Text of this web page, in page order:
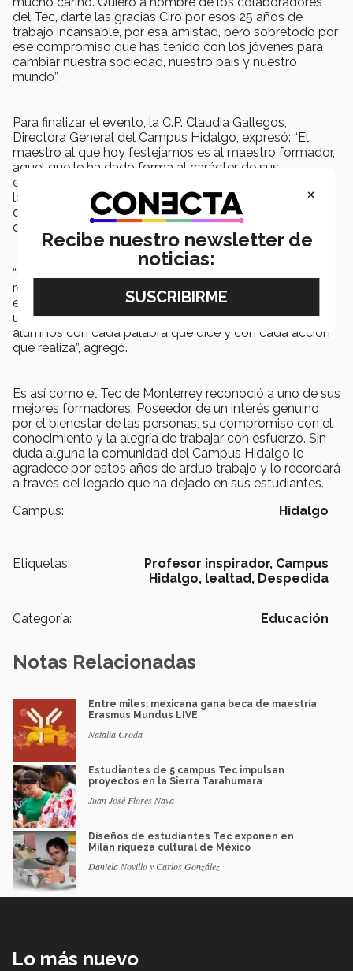
del Tec, darte las gracias Ciro por esos 25 años de
trabajo incansable, por esa amistad, pero sobretodo por
ese compromiso que has tenido con los jóvenes para
cambiar nuestra sociedad, nuestro país y nuestro
mundo”.
Para finalizar el evento, la C.P. Claudia Gallegos,
Directora General del Campus Hidalgo, expresó: “El
maestro al que hoy festejamos es al maestro formador,
aquel que le ha dado forma al carácter de sus
estudiantes, que los ha retado a dar lo mejor de sí, que
les invita a aprender con base en un interés auténtico,
que los ha impulsado a convertirse en la mejor persona
que su potencial presente les permita”.
“El día de hoy nos reunimos con la intención de
reconocer a un profesor admirable y un colega
entrañable. A lo largo de todos estos años ha dejado
una huella invaluable y ha transformado la vida de sus
alumnos con cada palabra que dice y con cada acción
que realiza”, agregó.
Es así como el Tec de Monterrey reconoció a uno de sus
mejores formadores. Poseedor de un interés genuino
por el bienestar de las personas, su compromiso con el
conocimiento y la alegría de trabajar con esfuerzo. Sin
duda alguna la comunidad del Campus Hidalgo le
agradece por estos años de arduo trabajo y lo recordará
a través del legado que ha dejado en sus estudiantes.
Campus:
Hidalgo
Etiquetas: Profesor inspirador, Campus
Hidalgo, lealtad, Despedida
Categoría: Educación
Notas Relacionadas
Entre miles: mexicana gana beca de maestría
Erasmus Mundus LIVE
Natalia Croda
Estudiantes de 5 campus Tec impulsan
proyectos en la Sierra Tarahumara
Juan José Flores Nava
Diseños de estudiantes Tec exponen en
Milán riqueza cultural de México
Daniela Novillo y Carlos González
Lo más nuevo
×
Recibe nuestro newsletter de
noticias: